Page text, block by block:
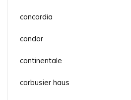
concordia
condor
continentale
corbusier haus